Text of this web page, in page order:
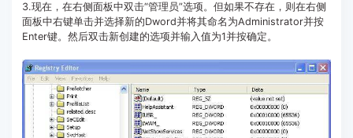
3.现在，在右侧面板中双击“管理员”选项。但如果不存在，则在右侧
面板中右键单击并选择新的Dword并将其命名为Administrator并按
Enter键。然后双击新创建的选项并输入值为1并按确定。